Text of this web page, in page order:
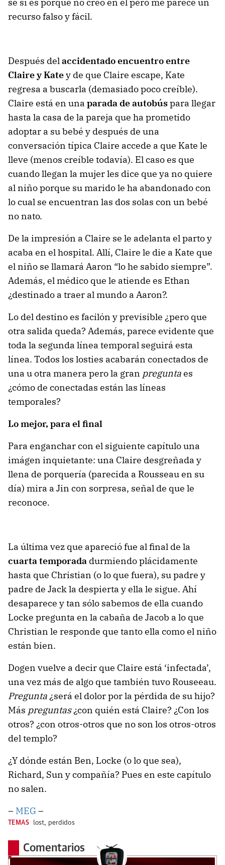
recurso falso y fácil.
Después delaccidentado encuentro entre
Claire y Katey de que Claire escape, Kate
regresa a buscarla (demasiado poco creíble).
Claire está en una parada de autobúspara llegar
hasta la casa de la pareja que ha prometido
adoptar a su bebé y después de una
conversación típica Claire accede a que Kate le
lleve (menos creíble todavía). El caso es que
cuando llegan la mujer les dice que ya no quiere
al niño porque su marido le ha abandonado con
lo cual se encuentran las dos solas con un bebé
no nato.
De la impresión a Claire se le adelanta el parto y
acaba en el hospital. Allí, Claire le die a Kate que
el niño se llamará Aaron “lo he sabido siempre”.
Además, el médico que le atiende es Ethan
¿destinado a traer al mundo a Aaron?.
Lo del destino es facilón y previsible ¿pero que
otra salida queda? Además, parece evidente que
toda la segunda línea temporal seguirá esta
línea. Todos los losties acabarán conectados de
una u otra manera pero la gran preguntaes
¿cómo de conectadas están las líneas
temporales?
Lo mejor, para el final
Para enganchar con el siguiente capítulo una
imágen inquietante: una Claire desgreñada y
llena de porquería (parecida a Rousseau en su
día) mira a Jin con sorpresa, señal de que le
reconoce.
La última vez que apareció fue al final de la
cuarta temporada durmiendo plácidamente
hasta que Christian (o lo que fuera), su padre y
padre de Jack la despierta y ella le sigue. Ahí
desaparece y tan sólo sabemos de ella cuando
Locke pregunta en la cabaña de Jacob a lo que
Christian le responde que tanto ella como el niño
están bien.
Dogen vuelve a decir que Claire está ‘infectada’,
una vez más de algo que también tuvo Rouseeau.
Pregunta¿será el dolor por la pérdida de su hijo?
Más preguntas¿con quién está Claire? ¿Con los
otros? ¿con otros-otros que no son los otros-otros
del templo?
¿Y dónde están Ben, Locke (o lo que sea),
Richard, Sun y compañía? Pues en este capítulo
no salen.
– MEG–
TEMAS lost, perdidos
Comentarios